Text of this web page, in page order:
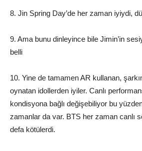
8. Jin Spring Day’de her zaman iyiydi,
9. Ama bunu dinleyince bile Jimin’in
belli
10. Yine de tamamen AR kullanan,
oynatan idollerden iyiler. Canlı
kondisyona bağlı değişebiliyor bu
zamanlar da var. BTS her zaman canlı
defa kötülerdi.